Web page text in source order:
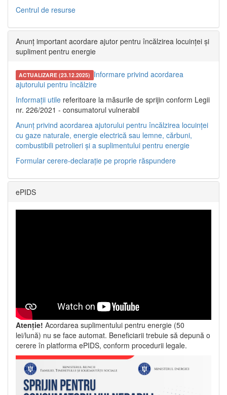
Centrul de resurse
Anunț important acordare ajutor pentru încălzirea locuinței și
supliment pentru energie
ACTUALIZARE (23.12.2025) Informare privind acordarea
ajutorului pentru încălzire
Informații utile referitoare la măsurile de sprijin conform Legii
nr. 226/2021 - consumatorul vulnerabil
Anunț privind acordarea ajutorului pentru încălzirea locuinței
cu gaze naturale, energie electrică sau lemne, cărbuni,
combustibili petrolieri și a suplimentului pentru energie
Formular cerere-declarație pe proprie răspundere
ePIDS
Atenție! Acordarea suplimentului pentru energie (50
lei/lună) nu se face automat. Beneficiarii trebuie să depună o
cerere în platforma ePIDS, conform procedurii legale.